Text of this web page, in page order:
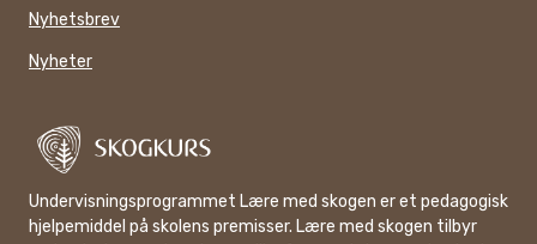
Nyhetsbrev
Nyheter
Undervisningsprogrammet Lære med skogen er et pedagogisk
hjelpemiddel på skolens premisser. Lære med skogen tilbyr